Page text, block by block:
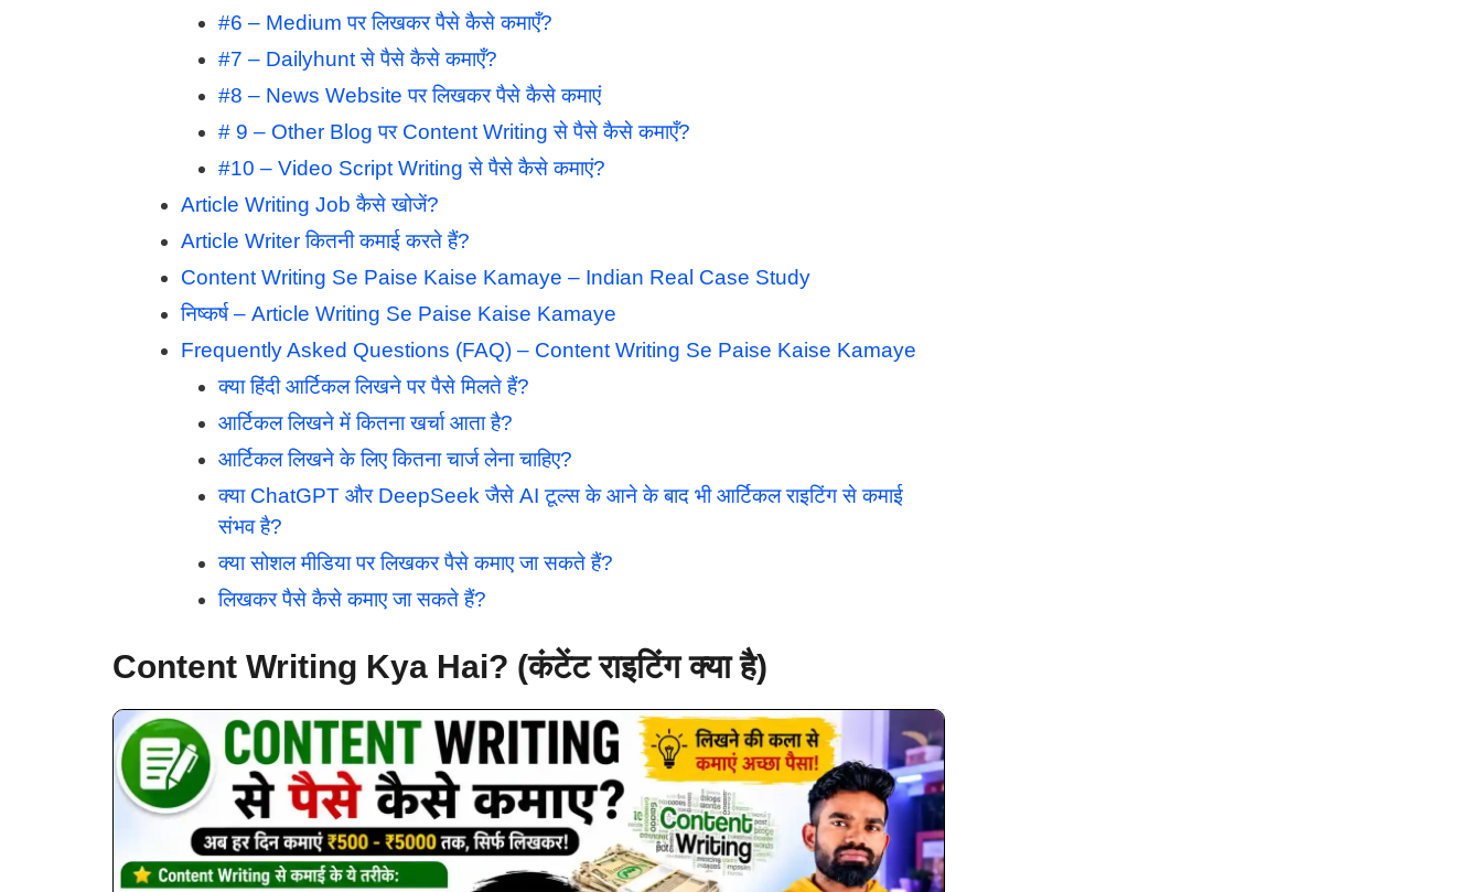
#6 – Medium पर लिखकर पैसे कैसे कमाएँ?
#7 – Dailyhunt से पैसे कैसे कमाएँ?
#8 – News Website पर लिखकर पैसे कैसे कमाएं
# 9 – Other Blog पर Content Writing से पैसे कैसे कमाएँ?
#10 – Video Script Writing से पैसे कैसे कमाएं?
Article Writing Job कैसे खोजें?
Article Writer कितनी कमाई करते हैं?
Content Writing Se Paise Kaise Kamaye – Indian Real Case Study
निष्कर्ष – Article Writing Se Paise Kaise Kamaye
Frequently Asked Questions (FAQ) – Content Writing Se Paise Kaise Kamaye
क्या हिंदी आर्टिकल लिखने पर पैसे मिलते हैं?
आर्टिकल लिखने में कितना खर्चा आता है?
आर्टिकल लिखने के लिए कितना चार्ज लेना चाहिए?
क्या ChatGPT और DeepSeek जैसे AI टूल्स के आने के बाद भी आर्टिकल राइटिंग से कमाई
संभव है?
क्या सोशल मीडिया पर लिखकर पैसे कमाए जा सकते हैं?
लिखकर पैसे कैसे कमाए जा सकते हैं?
Content Writing Kya Hai? (कंटेंट राइटिंग क्या है)